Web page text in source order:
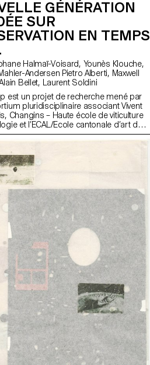
GÉNÉRATION
SUR
EN TEMPS
Pietro Alberti, Maxwell
Ashford, Alain Bellet, Laurent Soldini
est un projet de recherche mené par
pluridisciplinaire associant Vivent
Changins – Haute école de viticulture
et l’ECAL/Ecole cantonale d’art de
(HES-SO), avec le soutien d'Innosuisse.
un capteur
végétale miniaturisé, conçu
utilisation en conditions agricoles réelles
sensor.